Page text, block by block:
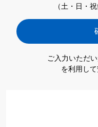
（土・日・
ご入力いただ
を利用して